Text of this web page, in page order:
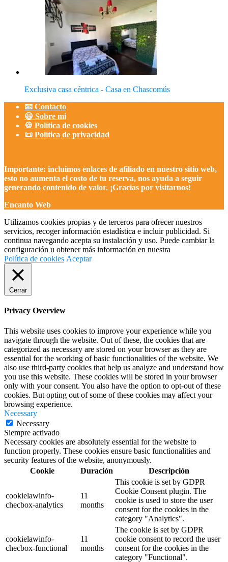
Exclusiva casa céntrica - Casa en Chascomús
📧 Contacto
😃 Sobre mi
🍪 Política de cookies
📜 Política de privacidad
Importante: incluimos enlaces de afiliado en nuestro sitio web,
esto no aumenta el costo de tu reserva, nos ayuda a seguir
generando contenido de valor. ¡Gracias por visitarnos!
Encanto Web
Utilizamos cookies propias y de terceros para ofrecer nuestros
servicios, recoger información estadística e incluir publicidad. Si
continua navegando acepta su instalación y uso. Puede cambiar la
configuración u obtener más información en nuestra
Política de cookies Aceptar
Cerrar
Privacy Overview
This website uses cookies to improve your experience while you
navigate through the website. Out of these, the cookies that are
categorized as necessary are stored on your browser as they are
essential for the working of basic functionalities of the website. We
also use third-party cookies that help us analyze and understand how
you use this website. These cookies will be stored in your browser
only with your consent. You also have the option to opt-out of these
cookies. But opting out of some of these cookies may affect your
browsing experience.
Necessary
Necessary
Siempre activado
Necessary cookies are absolutely essential for the website to
function properly. These cookies ensure basic functionalities and
security features of the website, anonymously.
Cookie
Duración Descripción
cookielawinfo-
checbox-analytics
11
months
This cookie is set by GDPR
Cookie Consent plugin. The
cookie is used to store the user
consent for the cookies in the
category "Analytics".
cookielawinfo-
checbox-functional
11
months
The cookie is set by GDPR
cookie consent to record the user
consent for the cookies in the
category "Functional".